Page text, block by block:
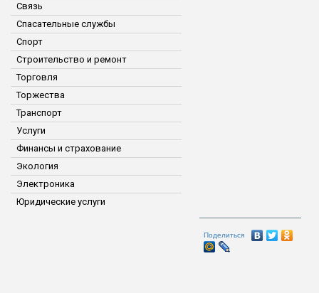
Связь
Спасательные службы
Спорт
Строительство и ремонт
Торговля
Торжества
Транспорт
Услуги
Финансы и страхование
Экология
Электроника
Юридические услуги
Поделиться